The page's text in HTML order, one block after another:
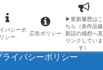
毎日更新しています。
プロフィール
ライバシーポリシー
バシーポ
リシー
広告ポリシー
▶更新履歴はこ
ちら（各作品最
新話の感想へ直
リンクしていま
す）